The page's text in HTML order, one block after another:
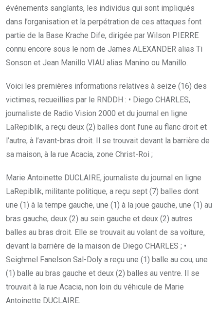
événements sanglants, les individus qui sont impliqués
dans l’organisation et la perpétration de ces attaques font
partie de la Base Krache Dife, dirigée par Wilson PIERRE
connu encore sous le nom de James ALEXANDER alias Ti
Sonson et Jean Manillo VIAU alias Manino ou Manillo.
Voici les premières informations relatives à seize (16) des
victimes, recueillies par le RNDDH : • Diego CHARLES,
journaliste de Radio Vision 2000 et du journal en ligne
LaRepiblik, a reçu deux (2) balles dont l’une au flanc droit et
l’autre, à l’avant-bras droit. Il se trouvait devant la barrière de
sa maison, à la rue Acacia, zone Christ-Roi ;
Marie Antoinette DUCLAIRE, journaliste du journal en ligne
LaRepiblik, militante politique, a reçu sept (7) balles dont
une (1) à la tempe gauche, une (1) à la joue gauche, une (1) au
bras gauche, deux (2) au sein gauche et deux (2) autres
balles au bras droit. Elle se trouvait au volant de sa voiture,
devant la barrière de la maison de Diego CHARLES ; •
Seighmel Fanelson Sal-Doly a reçu une (1) balle au cou, une
(1) balle au bras gauche et deux (2) balles au ventre. Il se
trouvait à la rue Acacia, non loin du véhicule de Marie
Antoinette DUCLAIRE.